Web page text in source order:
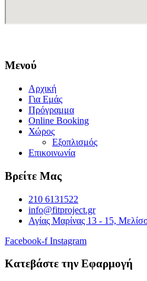
Μενού
Αρχική
Για Εμάς
Πρόγραμμα
Online Booking
Χώρος
Εξοπλισμός
Επικοινωνία
Βρείτε Μας
210 6131522
info@fitproject.gr
Αγίας Μαρίνας 13 - 15,
Facebook-f Instagram
Κατεβάστε την Εφαρμογή